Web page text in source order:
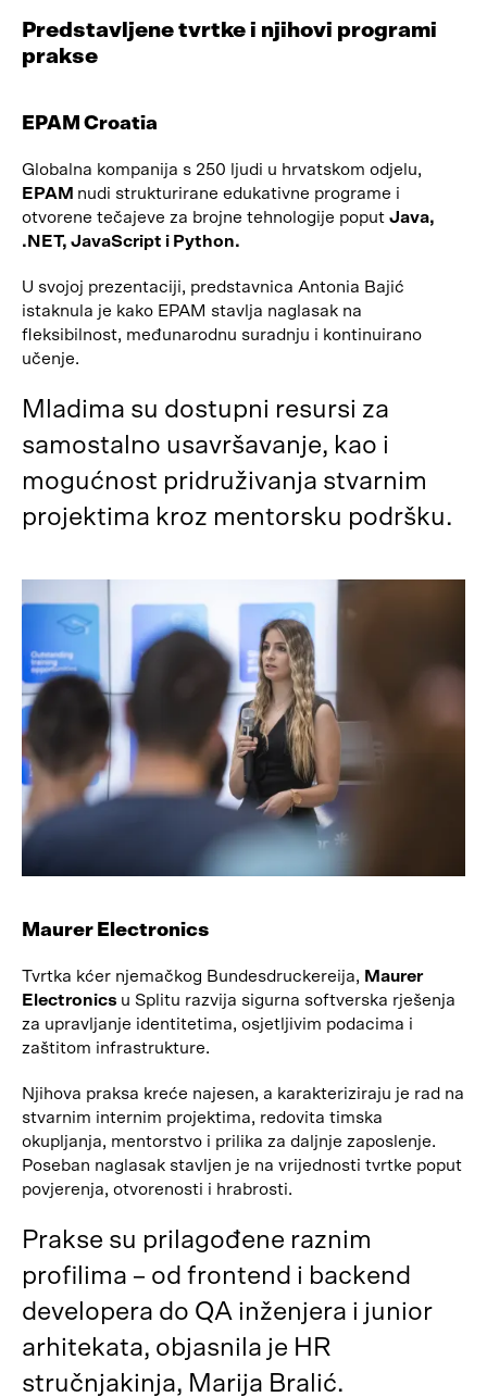
Predstavljene tvrtke i njihovi programi
prakse
EPAM Croatia
Globalna kompanija s 250 ljudi u hrvatskom odjelu,
EPAM nudi strukturirane edukativne programe i
otvorene tečajeve za brojne tehnologije poput Java,
.NET, JavaScript i Python.
U svojoj prezentaciji, predstavnica Antonia Bajić
istaknula je kako EPAM stavlja naglasak na
fleksibilnost, međunarodnu suradnju i kontinuirano
učenje.
Mladima su dostupni resursi za
samostalno usavršavanje, kao i
mogućnost pridruživanja stvarnim
projektima kroz mentorsku podršku.
Maurer Electronics
Tvrtka kćer njemačkog Bundesdruckereija, Maurer
Electronics u Splitu razvija sigurna softverska rješenja
za upravljanje identitetima, osjetljivim podacima i
zaštitom infrastrukture.
Njihova praksa kreće najesen, a karakteriziraju je rad na
stvarnim internim projektima, redovita timska
okupljanja, mentorstvo i prilika za daljnje zaposlenje.
Poseban naglasak stavljen je na vrijednosti tvrtke poput
povjerenja, otvorenosti i hrabrosti.
Prakse su prilagođene raznim
profilima – od frontend i backend
developera do QA inženjera i junior
arhitekata, objasnila je HR
stručnjakinja, Marija Bralić.